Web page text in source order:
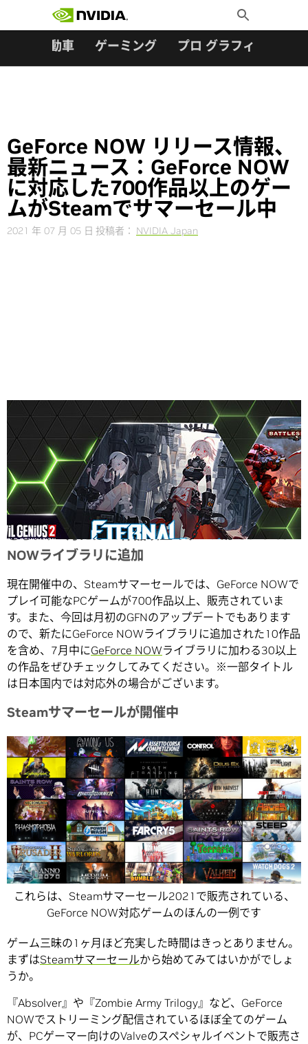
Toggle
Search
自動車 ゲーミング プロ グラフィックス
GeForce NOW リリース情報、
最新ニュース：GeForce NOW
に対応した700作品以上のゲー
ムがSteamでサマーセール中
2021 年 07 月 05 日 投稿者： NVIDIA Japan
Share
さらに、7月には30作品以上のゲームがGeForce
NOWライブラリに追加
現在開催中の、Steamサマーセールでは、GeForce NOWで
プレイ可能なPCゲームが700作品以上、販売されていま
す。また、今回は月初のGFNのアップデートでもあります
ので、新たにGeForce NOWライブラリに追加された10作品
を含め、7月中にGeForce NOWライブラリに加わる30以上
の作品をぜひチェックしてみてください。※一部タイトル
は日本国内では対応外の場合がございます。
Steamサマーセールが開催中
これらは、Steamサマーセール2021で販売されている、
GeForce NOW対応ゲームのほんの一例です
ゲーム三昧の1ヶ月ほど充実した時間はきっとありません。
まずはSteamサマーセールから始めてみてはいかがでしょ
うか。
『Absolver』や『Zombie Army Trilogy』など、GeForce
NOWでストリーミング配信されているほぼ全てのゲーム
が、PCゲーマー向けのValveのスペシャルイベントで販売さ